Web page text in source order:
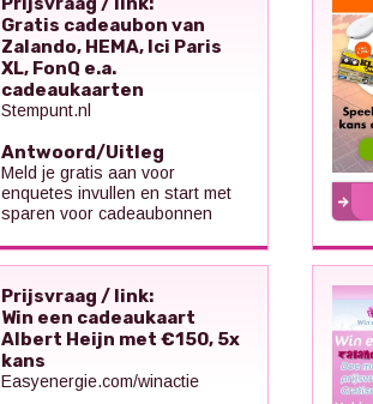
Gratis cadeaubon van
Zalando, HEMA, Ici Paris
XL, FonQ e.a.
cadeaukaarten
Stempunt.nl
Antwoord/Uitleg
Meld je gratis aan voor
enquetes invullen en start met
sparen voor cadeaubonnen
Prijsvraag / link:
Win een cadeaukaart
Albert Heijn met €150, 5x
kans
Easyenergie.com/winactie